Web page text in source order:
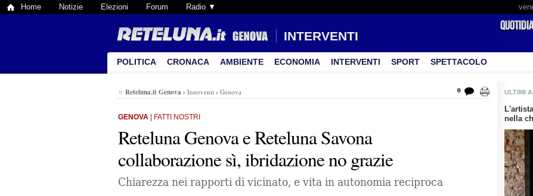
Home Notizie Elezioni Forum Radio ▼
INTERVENTI
POLITICA CRONACA AMBIENTE ECONOMIA INTERVENTI SPORT SPETTACOLO
ULTIMI
nella
Reteluna.it Genova › Interventi › Genova 0
GENOVA | FATTI NOSTRI
Reteluna Genova e Reteluna Savona
collaborazione sì, ibridazione no grazie
Chiarezza nei rapporti di vicinato, e vita in autonomia reciproca